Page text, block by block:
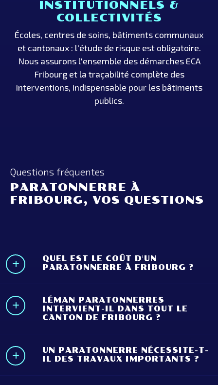
INSTITUTIONNELS &
COLLECTIVITÉS
Écoles, centres de soins, bâtiments communaux
et cantonaux : l'étude de risque est obligatoire.
Nous assurons l'ensemble des démarches ECA
Fribourg et la traçabilité complète des
interventions, indispensable pour les bâtiments
publics.
Questions fréquentes
PARATONNERRE À
FRIBOURG, VOS QUESTIONS
QUEL EST LE COÛT D'UN
PARATONNERRE À FRIBOURG ?
LÉMAN PARATONNERRES
INTERVIENT-IL DANS TOUT LE
CANTON DE FRIBOURG ?
UN PARATONNERRE NÉCESSITE-T-
IL DES TRAVAUX IMPORTANTS ?